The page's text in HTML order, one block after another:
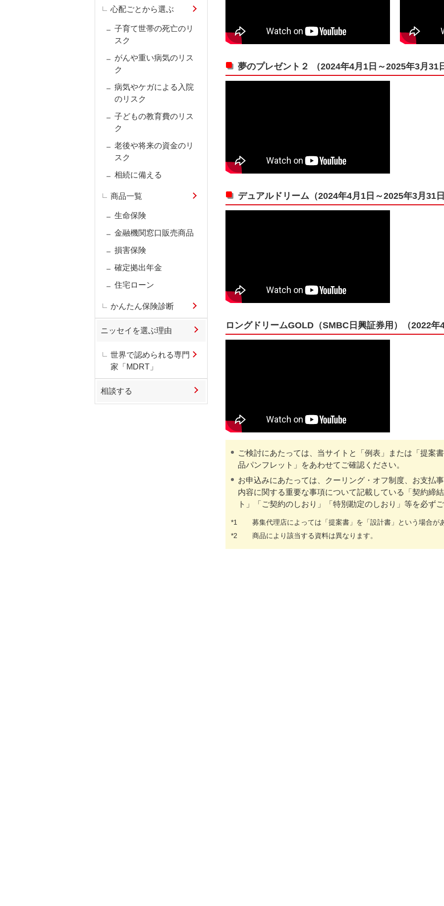
夢のプレゼント２ （2024年4月1日～2025年3月31
デュアルドリーム（2024年4月1日～2025年3月31日
ロングドリームGOLD（SMBC日興証券用）（2022年
ご検討にあたっては、当サイトと「例表」または「提案書
品パンフレット」をあわせてご確認ください。
お申込みにあたっては、クーリング・オフ制度、お支払
内容に関する重要な事項について記載している「契約締
ト」「ご契約のしおり」「特別勘定のしおり」等を必ずご
*1
募集代理店によっては「提案書」を「設計書」という場合が
*2
商品により該当する資料は異なります。
心配ごとから選ぶ
子育て世帯の死亡のリ
スク
がんや重い病気のリス
ク
病気やケガによる入院
のリスク
子どもの教育費のリス
ク
老後や将来の資金のリ
スク
相続に備える
商品一覧
生命保険
金融機関窓口販売商品
損害保険
確定拠出年金
住宅ローン
かんたん保険診断
ニッセイを選ぶ理由
世界で認められる専門
家「MDRT」
相談する